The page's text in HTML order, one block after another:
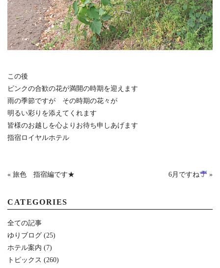
この後
ピンクの合歓の花が満開の時期を迎えます
雨の季節ですが その時期の花々が
明るい彩りを添えてくれます
皆様のお越しを心よりお待ち申しあげます
指宿ロイヤルホテル
« 旅色 指宿編です★ 6月ですね »
CATEGORIES
全ての記事
ゆりブログ (25)
ホテル案内 (7)
トピックス (260)